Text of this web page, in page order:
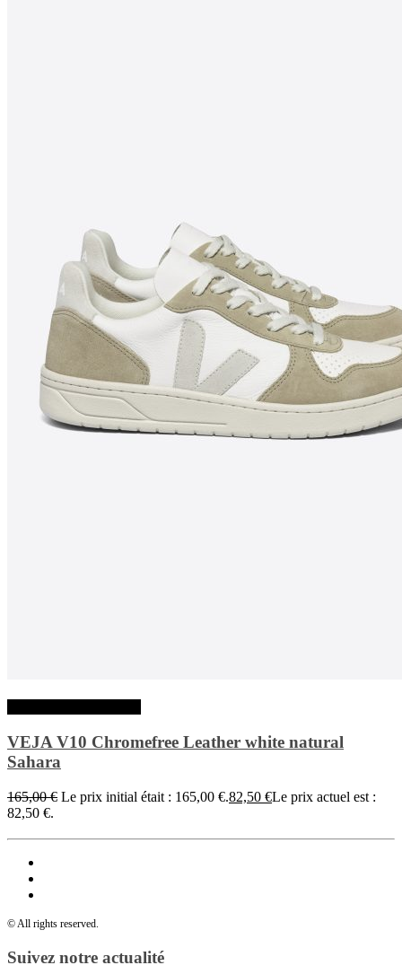
VEJA V10 Chromefree Leather white natural
Sahara
165,00€ Le prix initial était : 165,00 €.82,50 €Le prix actuel est :
82,50 €.
© All rights reserved.
Suivez notre actualité